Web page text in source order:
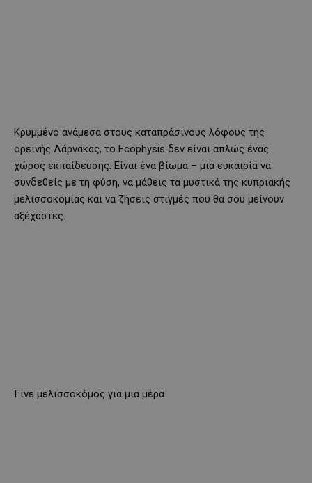
Κρυμμένο ανάμεσα στους καταπράσινους λόφους της
ορεινής Λάρνακας, το Ecophysis δεν είναι απλώς ένας
χώρος εκπαίδευσης. Είναι ένα βίωμα – μια ευκαιρία να
συνδεθείς με τη φύση, να μάθεις τα μυστικά της κυπριακής
μελισσοκομίας και να ζήσεις στιγμές που θα σου μείνουν
αξέχαστες.
Γίνε μελισσοκόμος για μια μέρα